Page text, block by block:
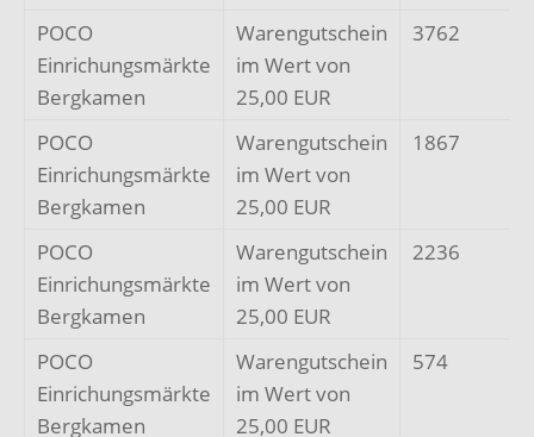
POCO
Einrichungsmärkte
Bergkamen
Warengutschein
im Wert von
25,00 EUR
3762
POCO
Einrichungsmärkte
Bergkamen
Warengutschein
im Wert von
25,00 EUR
1867
POCO
Einrichungsmärkte
Bergkamen
Warengutschein
im Wert von
25,00 EUR
2236
POCO
Einrichungsmärkte
Bergkamen
Warengutschein
im Wert von
25,00 EUR
574